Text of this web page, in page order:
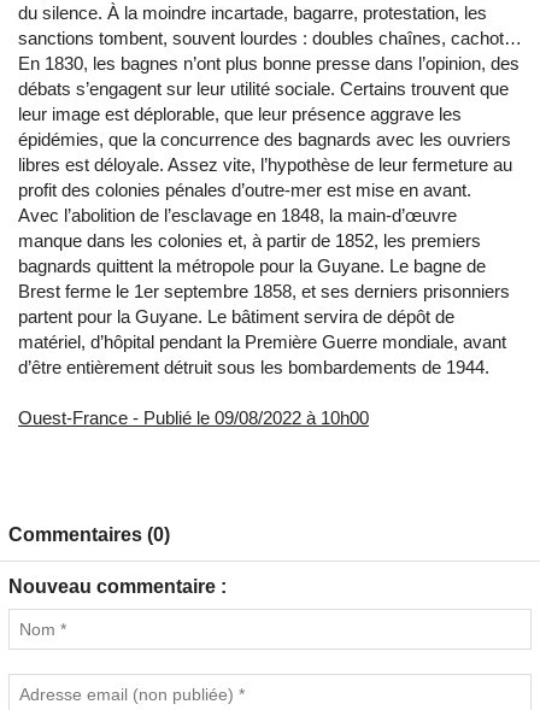
du silence. À la moindre incartade, bagarre, protestation, les
sanctions tombent, souvent lourdes : doubles chaînes, cachot…
En 1830, les bagnes n’ont plus bonne presse dans l’opinion, des
débats s’engagent sur leur utilité sociale. Certains trouvent que
leur image est déplorable, que leur présence aggrave les
épidémies, que la concurrence des bagnards avec les ouvriers
libres est déloyale. Assez vite, l’hypothèse de leur fermeture au
profit des colonies pénales d’outre-mer est mise en avant.
Avec l’abolition de l’esclavage en 1848, la main-d’œuvre
manque dans les colonies et, à partir de 1852, les premiers
bagnards quittent la métropole pour la Guyane. Le bagne de
Brest ferme le 1er septembre 1858, et ses derniers prisonniers
partent pour la Guyane. Le bâtiment servira de dépôt de
matériel, d’hôpital pendant la Première Guerre mondiale, avant
d’être entièrement détruit sous les bombardements de 1944.
Ouest-France - Publié le 09/08/2022 à 10h00
Commentaires (0)
Nouveau commentaire :